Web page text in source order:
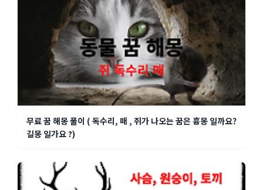
무료 꿈 해몽 풀이 ( 독수리, 매 , 쥐가 나오는 꿈은 흉몽 일까요?
길몽 일가요 ?)